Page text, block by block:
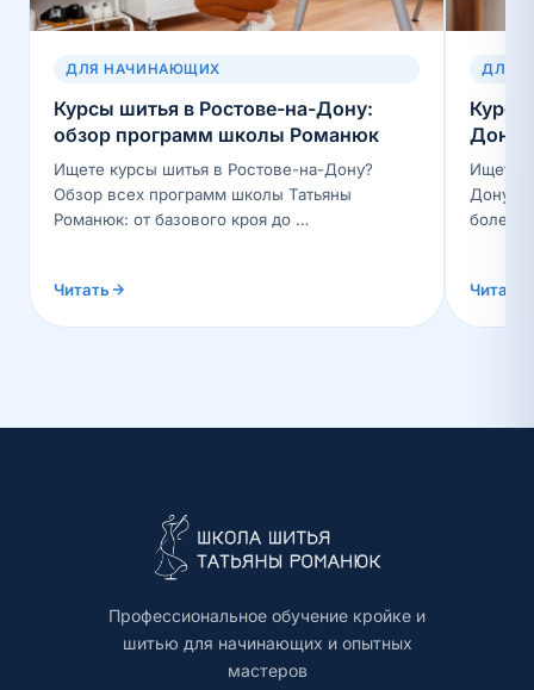
ДЛЯ НАЧИНАЮЩИХ
Курсы шитья в Ростове-на-Дону:
обзор программ школы Романюк
Ищете курсы шитья в Ростове-на-Дону?
Обзор всех программ школы Татьяны
Романюк: от базового кроя до …
Читать
ДЛЯ
Курсы
Дону:
Ищете
Дону?
более
Читать
Профессиональное обучение кройке и
шитью для начинающих и опытных
мастеров